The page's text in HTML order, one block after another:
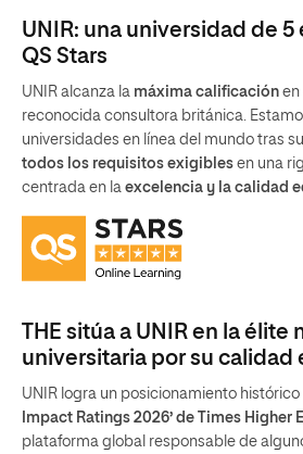
UNIR: una universidad de 5
QS Stars
UNIR alcanza la máxima calificación en
reconocida consultora británica.
universidades en línea del mundo tras
todos los requisitos exigibles en una
centrada en la excelencia y la calidad
THE sitúa a UNIR en la élite
universitaria por su calidad
UNIR logra un posicionamiento histórico
Impact Ratings 2026’ de Times Higher
plataforma global responsable de